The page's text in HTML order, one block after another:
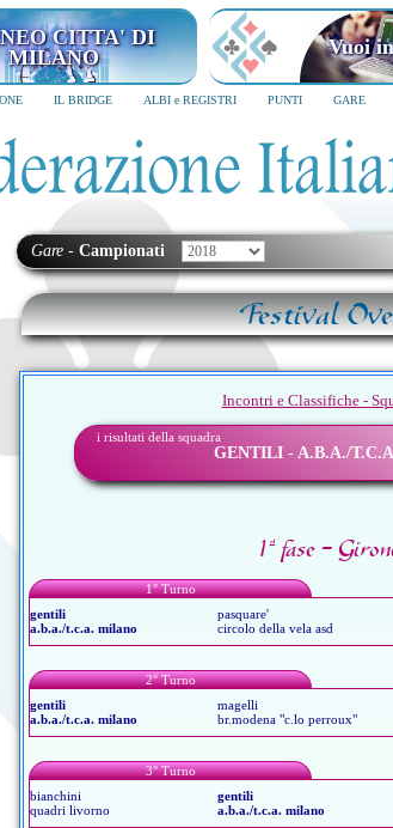
CITTA' DI
MILANO
Vuoi
IL BRIDGE ALBI e REGISTRI PUNTI GARE
Gare - Campionati
Festival
Incontri e Classifiche -
i risultati della squadra
GENTILI - A.B.A./
1ª fase -
1° Turno
gentili
a.b.a./t.c.a. milano
pasquare'
circolo della vela asd
2° Turno
gentili
a.b.a./t.c.a. milano
magelli
br.modena "c.lo perroux"
3° Turno
bianchini
quadri livorno
gentili
a.b.a./t.c.a. milano